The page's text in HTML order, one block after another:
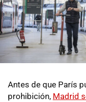
Antes de que París
prohibición, Madrid